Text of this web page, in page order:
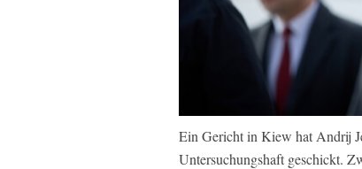
Ein Gericht in Kiew hat Andrij
Untersuchungshaft geschickt.